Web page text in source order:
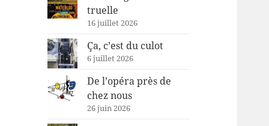
truelle
16 juillet 2026
Ça, c’est du culot
6 juillet 2026
De l’opéra près de
chez nous
26 juin 2026